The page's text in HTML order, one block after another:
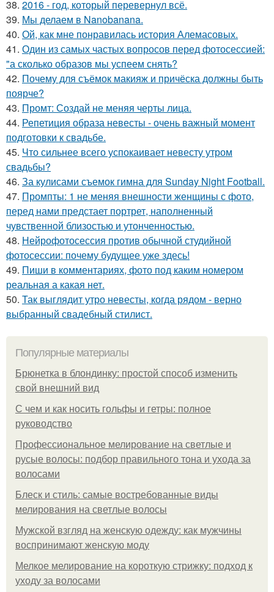
38. 2016 - год, который перевернул всё.
39. Мы делаем в Nanobanana.
40. Ой, как мне понравилась история Алемасовых.
41. Один из самых частых вопросов перед фотосессией:
"а сколько образов мы успеем снять?
42. Почему для съёмок макияж и причёска должны быть
поярче?
43. Промт: Создай не меняя черты лица.
44. Репетиция образа невесты - очень важный момент
подготовки к свадьбе.
45. Что сильнее всего успокаивает невесту утром
свадьбы?
46. За кулисами съемок гимна для Sunday Night Football.
47. Промпты: 1 не меняя внешности женщины с фото,
перед нами предстает портрет, наполненный
чувственной близостью и утонченностью.
48. Нейрофотосессия против обычной студийной
фотосессии: почему будущее уже здесь!
49. Пиши в комментариях, фото под каким номером
реальная а какая нет.
50. Так выглядит утро невесты, когда рядом - верно
выбранный свадебный стилист.
Популярные материалы
Брюнетка в блондинку: простой способ изменить
свой внешний вид
С чем и как носить гольфы и гетры: полное
руководство
Профессиональное мелирование на светлые и
русые волосы: подбор правильного тона и ухода за
волосами
Блеск и стиль: самые востребованные виды
мелирования на светлые волосы
Мужской взгляд на женскую одежду: как мужчины
воспринимают женскую моду
Мелкое мелирование на короткую стрижку: подход к
уходу за волосами